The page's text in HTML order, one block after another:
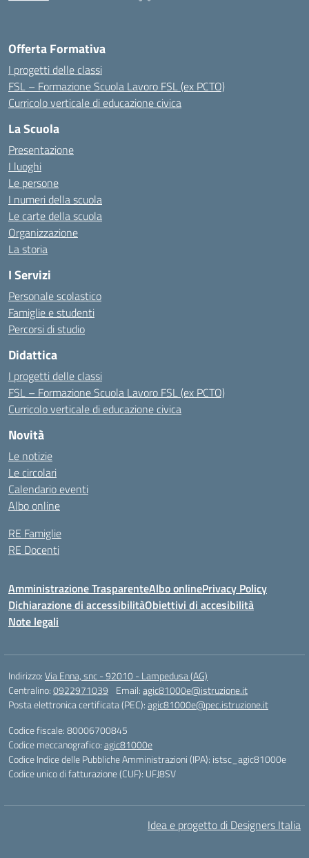
Offerta Formativa
I progetti delle classi
FSL – Formazione Scuola Lavoro FSL (ex PCTO)
Curricolo verticale di educazione civica
La Scuola
Presentazione
I luoghi
Le persone
I numeri della scuola
Le carte della scuola
Organizzazione
La storia
I Servizi
Personale scolastico
Famiglie e studenti
Percorsi di studio
Didattica
I progetti delle classi
FSL – Formazione Scuola Lavoro FSL (ex PCTO)
Curricolo verticale di educazione civica
Novità
Le notizie
Le circolari
Calendario eventi
Albo online
RE Famiglie
RE Docenti
Amministrazione TrasparenteAlbo onlinePrivacy Policy
Dichiarazione di accessibilitàObiettivi di accesibilità
Note legali
Indirizzo:Via Enna, snc - 92010 - Lampedusa (AG)
Centralino:0922971039 Email:agic81000e@istruzione.it
Posta elettronica certificata (PEC):agic81000e@pec.istruzione.it
Codice fiscale: 80006700845
Codice meccanografico:agic81000e
Codice Indice delle Pubbliche Amministrazioni (IPA): istsc_agic81000e
Codice unico di fatturazione (CUF): UFJ8SV
Idea e progetto di Designers Italia